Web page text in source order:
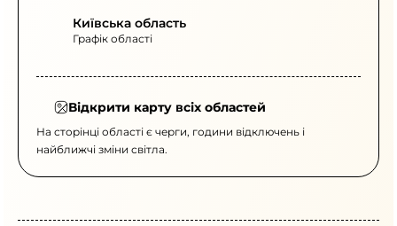
Київська область
Графік області
Відкрити карту всіх областей
На сторінці області є черги, години відключень і
найближчі зміни світла.